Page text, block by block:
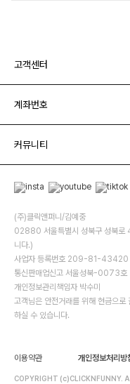
고객센터
계좌번호
커뮤니티
(주)클릭앤퍼니/김예중
02880 서울특별시 성북구 성북로
니다.)
사업자 등록번호 209-81-43420
통신판매업신고 서울성북-0073호
개인정보관리책임자 박수미
고객님은 안전거래를 위해 현금으로
하실 수 있습니다.
이용약관 개인정보처리방
COPYRIGHT (c)CLICKNFUNNY.